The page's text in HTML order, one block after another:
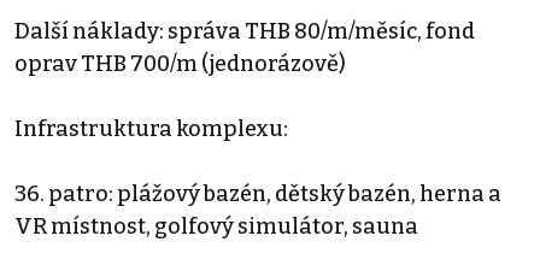
Další náklady: správa THB 80/m/měsíc, fond
oprav THB 700/m (jednorázově)
Infrastruktura komplexu:
36. patro: plážový bazén, dětský bazén, herna a
VR místnost, golfový simulátor, sauna